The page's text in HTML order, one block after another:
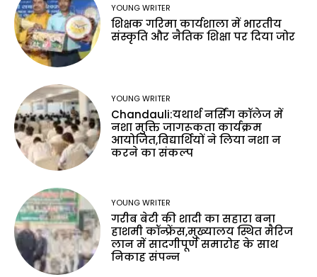
YOUNG WRITER
शिक्षक गरिमा कार्यशाला में भारतीय
संस्कृति और नैतिक शिक्षा पर दिया जोर
YOUNG WRITER
Chandauli:यथार्थ नर्सिंग कॉलेज में
नशा मुक्ति जागरूकता कार्यक्रम
आयोजित,विद्यार्थियों ने लिया नशा न
करने का संकल्प
YOUNG WRITER
गरीब बेटी की शादी का सहारा बना
हाशमी कॉन्फ्रेंस,मुख्यालय स्थित मैरिज
लान में सादगीपूर्ण समारोह के साथ
निकाह संपन्न